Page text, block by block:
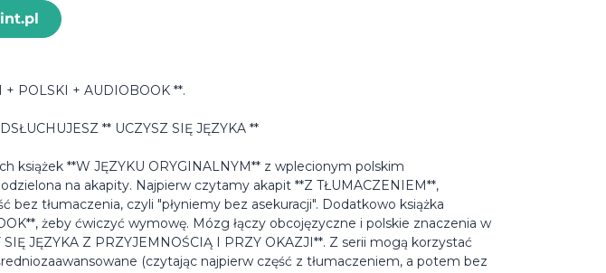
+ POLSKI + AUDIOBOOK **.
** UCZYSZ SIĘ JĘZYKA **
książek **W JĘZYKU ORYGINALNYM** z wplecionym polskim
na akapity. Najpierw czytamy akapit **Z TŁUMACZENIEM**,
bez tłumaczenia, czyli "płyniemy bez asekuracji". Dodatkowo książka
żeby ćwiczyć wymowę. Mózg łączy obcojęzyczne i polskie znaczenia w
SIĘ JĘZYKA Z PRZYJEMNOŚCIĄ I PRZY OKAZJI**. Z serii mogą korzystać
(czytając najpierw część z tłumaczeniem, a potem bez